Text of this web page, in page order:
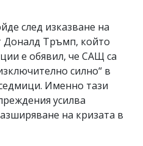
след изказване на
Доналд Тръмп, който
е обявил, че САЩ са
силно“ в
Именно тази
усилва
на кризата в